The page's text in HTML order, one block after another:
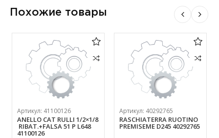
Похожие товары
Артикул: 41100126
ANELLO CAT RULLI 1/2×1/8
RIBAT.+FALSA 51 P L648
41100126
Артикул: 40292765
RASCHIATERRA RUOTINO
PREMISEME D245 40292765